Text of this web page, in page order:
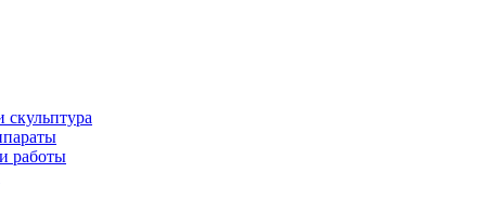
работы